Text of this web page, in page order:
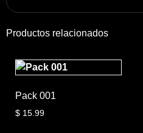
Productos relacionados
Pack 001
$ 15.99